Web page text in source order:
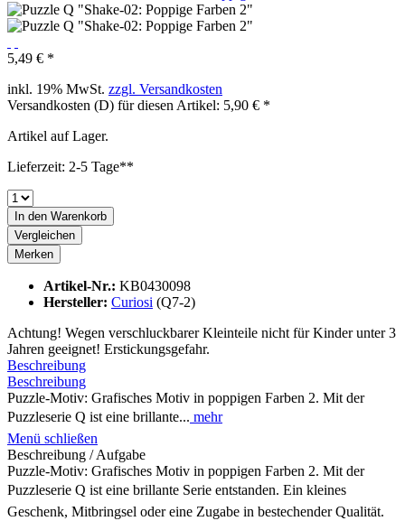
5,49 € *
inkl. 19% MwSt. zzgl. Versandkosten
Versandkosten (D) für diesen Artikel: 5,90 € *
Artikel auf Lager.
Lieferzeit: 2-5 Tage**
In den Warenkorb
Vergleichen
Merken
Artikel-Nr.: KB0430098
Hersteller: Curiosi (Q7-2)
Achtung! Wegen verschluckbarer Kleinteile nicht für Kinder unter 3
Jahren geeignet! Erstickungsgefahr.
Beschreibung
Beschreibung
Puzzle-Motiv: Grafisches Motiv in poppigen Farben 2. Mit der
Puzzleserie Q ist eine brillante... mehr
Menü schließen
Beschreibung / Aufgabe
Puzzle-Motiv: Grafisches Motiv in poppigen Farben 2. Mit der
Puzzleserie Q ist eine brillante Serie entstanden. Ein kleines
Geschenk, Mitbringsel oder eine Zugabe in bestechender Qualität.